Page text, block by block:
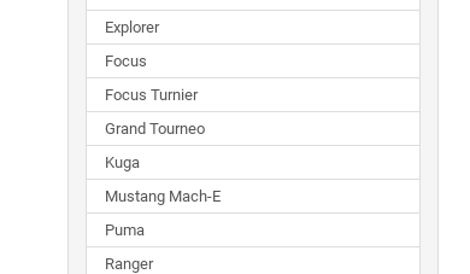
Explorer
Focus
Focus Turnier
Grand Tourneo
Kuga
Mustang Mach-E
Puma
Ranger